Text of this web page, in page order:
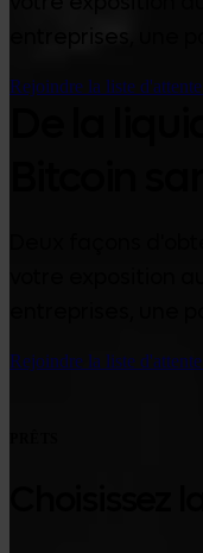
Rejoindre la liste d'attente
Rejoindre la liste d'attente